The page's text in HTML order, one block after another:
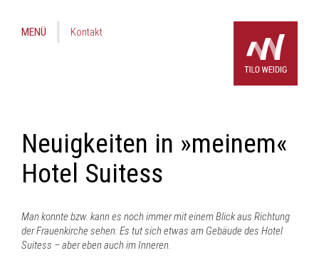
MENÜ Kontakt
Neuigkeiten in »meinem«
Hotel Suitess
Man konnte bzw. kann es noch immer mit einem Blick aus Richtung
der Frauenkirche sehen: Es tut sich etwas am Gebäude des Hotel
Suitess – aber eben auch im Inneren.